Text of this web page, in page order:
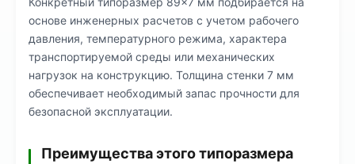
основе инженерных расчетов с учетом рабочего
давления, температурного режима, характера
транспортируемой среды или механических
нагрузок на конструкцию. Толщина стенки 7 мм
обеспечивает необходимый запас прочности для
безопасной эксплуатации.
Преимущества этого типоразмера